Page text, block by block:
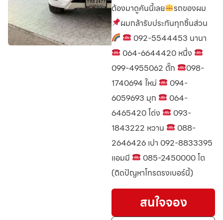
ต้องมาดูคันนี้เลย
รถของผม
ผมกล้ารับประกันทุกชิ้นส่วน
092-5544453 นานา
064-6644420 หนึ่ง
099-4955062 ตั๊ก
098-
1740694 ใหม่
094-
6059693 มุก
064-
6465420 โด่ง
093-
1843222 หวาน
088-
2646426 เปา 092-8833395
แอมมี
085-2450000 โต
(ติดปัญหาโทรตรงเบอร์นี้)
สนใจจอง